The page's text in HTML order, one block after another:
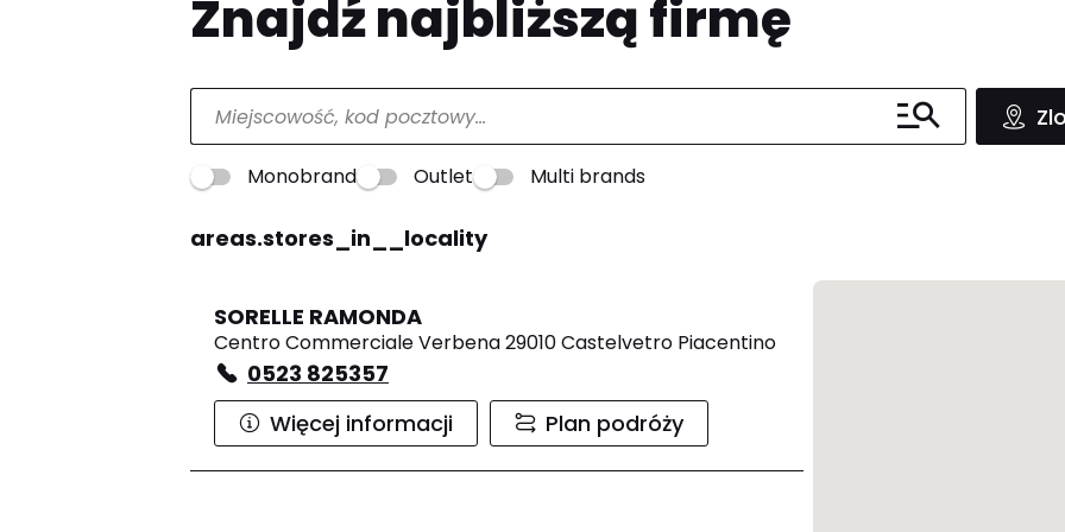
Znajdź najbliższą firmę
Monobrand Outlet Multi brands
areas.stores_in__locality
SORELLE RAMONDA
Centro Commerciale Verbena 29010 Castelvetro Piacentino
0523 825357
Więcej informacji
Plan podróży